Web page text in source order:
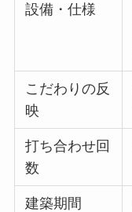
設備・仕様
こだわりの反
映
打ち合わせ回
数
建築期間